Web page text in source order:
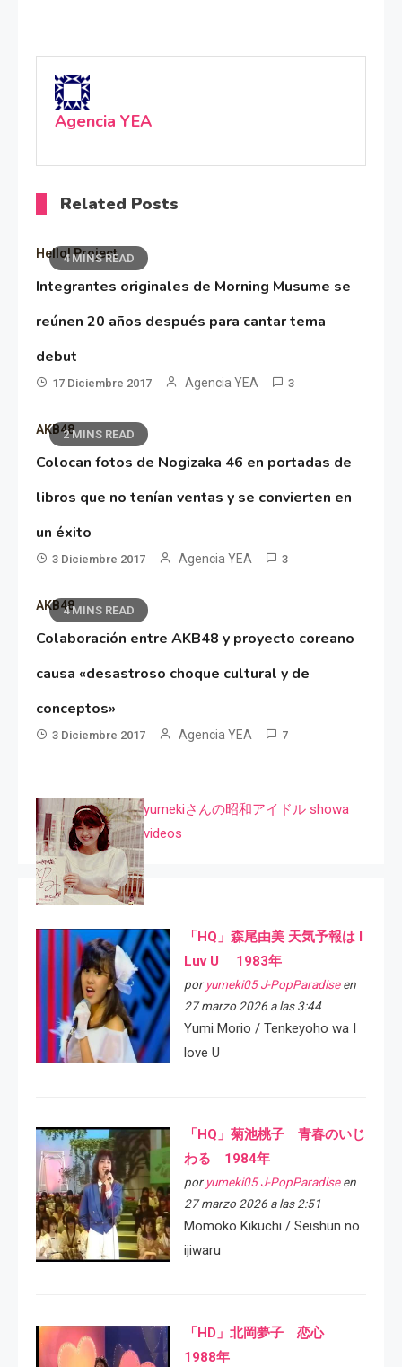
Agencia YEA
Related Posts
4 MINS READ
Hello! Project
Integrantes originales de Morning Musume se
reúnen 20 años después para cantar tema
debut
17 Diciembre 2017 Agencia YEA 3
2 MINS READ
AKB48
Colocan fotos de Nogizaka 46 en portadas de
libros que no tenían ventas y se convierten en
un éxito
3 Diciembre 2017 Agencia YEA 3
4 MINS READ
AKB48
Colaboración entre AKB48 y proyecto coreano
causa «desastroso choque cultural y de
conceptos»
3 Diciembre 2017 Agencia YEA 7
yumekiさんの昭和アイドル showa
videos
「HQ」森尾由美 天気予報は I
Luv U 1983年
por yumeki05 J-PopParadiseen
27 marzo 2026 a las 3:44
Yumi Morio / Tenkeyoho wa I
love U
「HQ」菊池桃子 青春のいじ
わる 1984年
por yumeki05 J-PopParadiseen
27 marzo 2026 a las 2:51
Momoko Kikuchi / Seishun no
ijiwaru
「HD」北岡夢子 恋心
1988年